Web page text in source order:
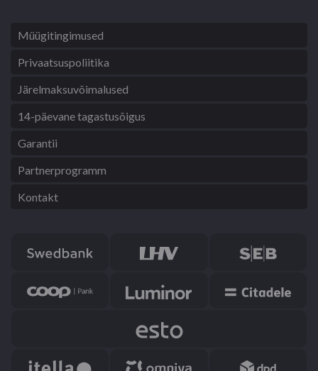
Müügitingimused
Privaatsuspoliitika
Järelmaksuvõimalused
14-päevane tagastusõigus
Garantii
Partnerprogramm
Kontakt